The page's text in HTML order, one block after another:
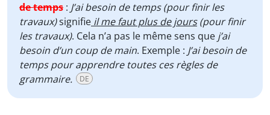
de temps : J’ai besoin de temps (pour finir les
travaux)signifie il me faut plus de jours(pour finir
les travaux). Cela n’a pas le même sens que j’ai
besoin d’un coup de main. Exemple : J’ai besoin de
temps pour apprendre toutes ces règles de
grammaire.
DE